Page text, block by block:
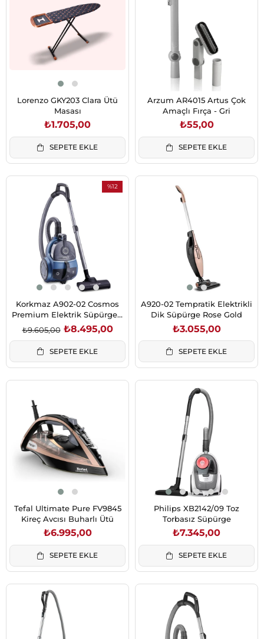
Lorenzo GKY203 Clara Ütü
Masası
₺1.705,00
SEPETE EKLE
Arzum AR4015 Artus Çok
Amaçlı Fırça - Gri
₺55,00
SEPETE EKLE
%12
Korkmaz A902-02 Cosmos
Premium Elektrik Süpürgesi
Azura/Siyah
₺8.495,00
₺9.605,00
SEPETE EKLE
A920-02 Tempratik Elektrikli
Dik Süpürge Rose Gold
₺3.055,00
SEPETE EKLE
Tefal Ultimate Pure FV9845
Kireç Avcısı Buharlı Ütü
₺6.995,00
SEPETE EKLE
Philips XB2142/09 Toz
Torbasız Süpürge
₺7.345,00
SEPETE EKLE